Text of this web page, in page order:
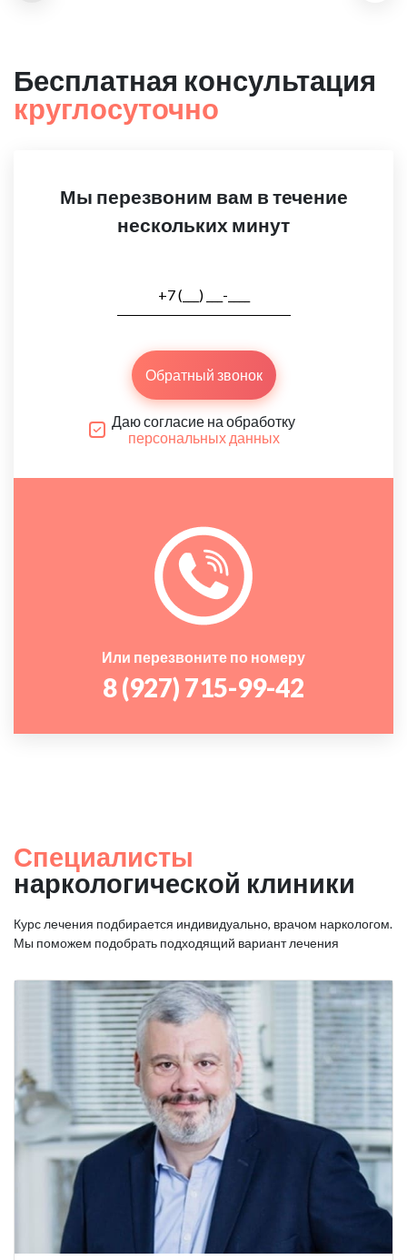
Бесплатная консультация
круглосуточно
Мы перезвоним вам в течение
нескольких минут
Обратный звонок
Даю согласие на обработку
персональных данных
Или перезвоните по номеру
8 (927) 715-99-42
Специалисты
наркологической клиники
Курс лечения подбирается индивидуально, врачом наркологом.
Мы поможем подобрать подходящий вариант лечения